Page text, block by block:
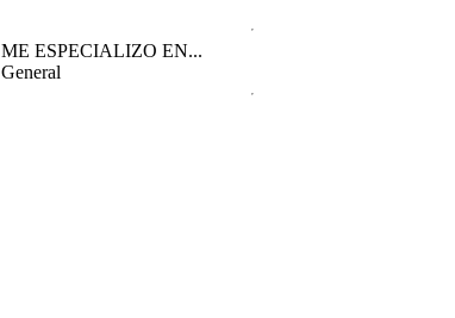
ME ESPECIALIZO EN...
General